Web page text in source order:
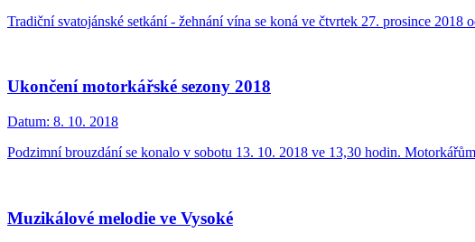
Tradiční svatojánské setkání - žehnání vína se koná ve čtvrtek 27. prosince
Ukončení motorkářské sezony 2018
Datum: 8. 10. 2018
Podzimní brouzdání se konalo v sobotu 13. 10. 2018 ve 13,30 hodin.
Muzikálové melodie ve Vysoké